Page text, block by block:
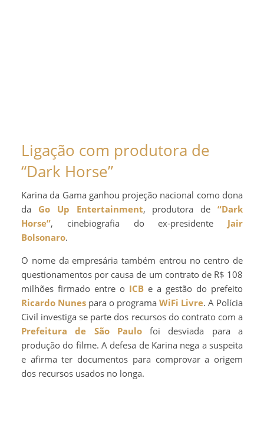
Ligação com produtora de
“Dark Horse”
Karina da Gama ganhou projeção nacional como dona
da Go Up Entertainment, produtora de“Dark
Horse”, cinebiografia do ex-presidente Jair
Bolsonaro.
O nome da empresária também entrou no centro de
questionamentos por causa de um contrato de R$ 108
milhões firmado entre o ICB e a gestão do prefeito
Ricardo Nunes para o programa WiFi Livre. A Polícia
Civil investiga se parte dos recursos do contrato com a
Prefeitura de São Paulofoi desviada para a
produção do filme. A defesa de Karina nega a suspeita
e afirma ter documentos para comprovar a origem
dos recursos usados no longa.